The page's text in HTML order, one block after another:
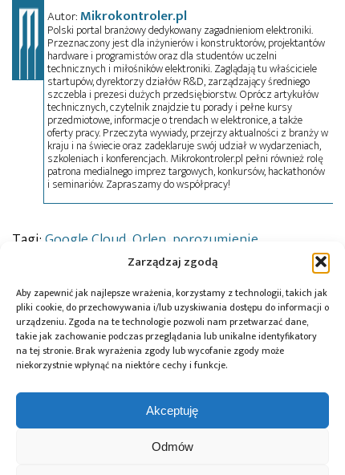
Zarządzaj zgodą
Aby zapewnić jak najlepsze wrażenia, korzystamy z technologii, takich jak
pliki cookie, do przechowywania i/lub uzyskiwania dostępu do informacji o
urządzeniu. Zgoda na te technologie pozwoli nam przetwarzać dane,
takie jak zachowanie podczas przeglądania lub unikalne identyfikatory
na tej stronie. Brak wyrażenia zgody lub wycofanie zgody może
niekorzystnie wpłynąć na niektóre cechy i funkcje.
Akceptuję
Odmów
Autor:Mikrokontroler.pl
Polski portal branżowy dedykowany zagadnieniom elektroniki.
Przeznaczony jest dla inżynierów i konstruktorów, projektantów
hardware i programistów oraz dla studentów uczelni
technicznych i miłośników elektroniki. Zaglądają tu właściciele
startupów, dyrektorzy działów R&D, zarządzający średniego
szczebla i prezesi dużych przedsiębiorstw. Oprócz artykułów
technicznych, czytelnik znajdzie tu porady i pełne kursy
przedmiotowe, informacje o trendach w elektronice, a także
oferty pracy. Przeczyta wywiady, przejrzy aktualności z branży w
kraju i na świecie oraz zadeklaruje swój udział w wydarzeniach,
szkoleniach i konferencjach. Mikrokontroler.pl pełni również rolę
patrona medialnego imprez targowych, konkursów, hackathonów
i seminariów. Zapraszamy do współpracy!
Tagi:Google Cloud Orlen porozumienie
Przeczytaj również:
NEON III – rusza
konkursu